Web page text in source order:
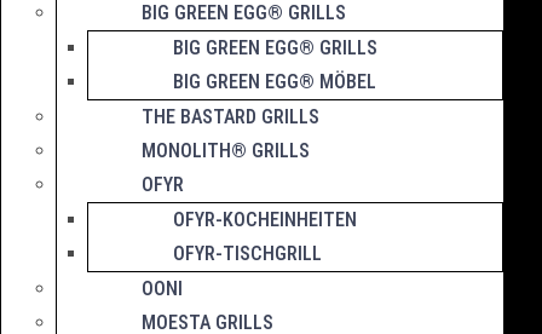
BIG GREEN EGG® GRILLS
BIG GREEN EGG® GRILLS
BIG GREEN EGG® MÖBEL
THE BASTARD GRILLS
MONOLITH® GRILLS
OFYR
OFYR-KOCHEINHEITEN
OFYR-TISCHGRILL
OONI
MOESTA GRILLS